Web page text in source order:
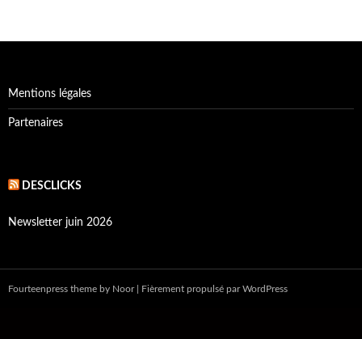
Mentions légales
Partenaires
DESCLICKS
Newsletter juin 2026
Fourteenpress theme by Noor| Fièrement propulsé par WordPress